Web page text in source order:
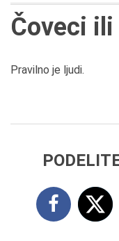
Čoveci
Pravilno je ljudi.